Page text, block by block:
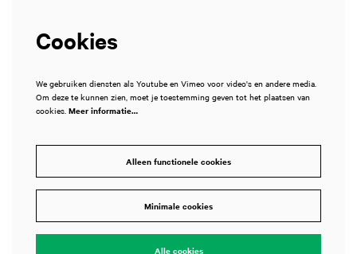
Cookies
We gebruiken diensten als Youtube en Vimeo voor video's en andere media.
Om deze te kunnen zien, moet je toestemming geven tot het plaatsen van
cookies. Meer informatie…
Alleen functionele cookies
Minimale cookies
Alle cookies